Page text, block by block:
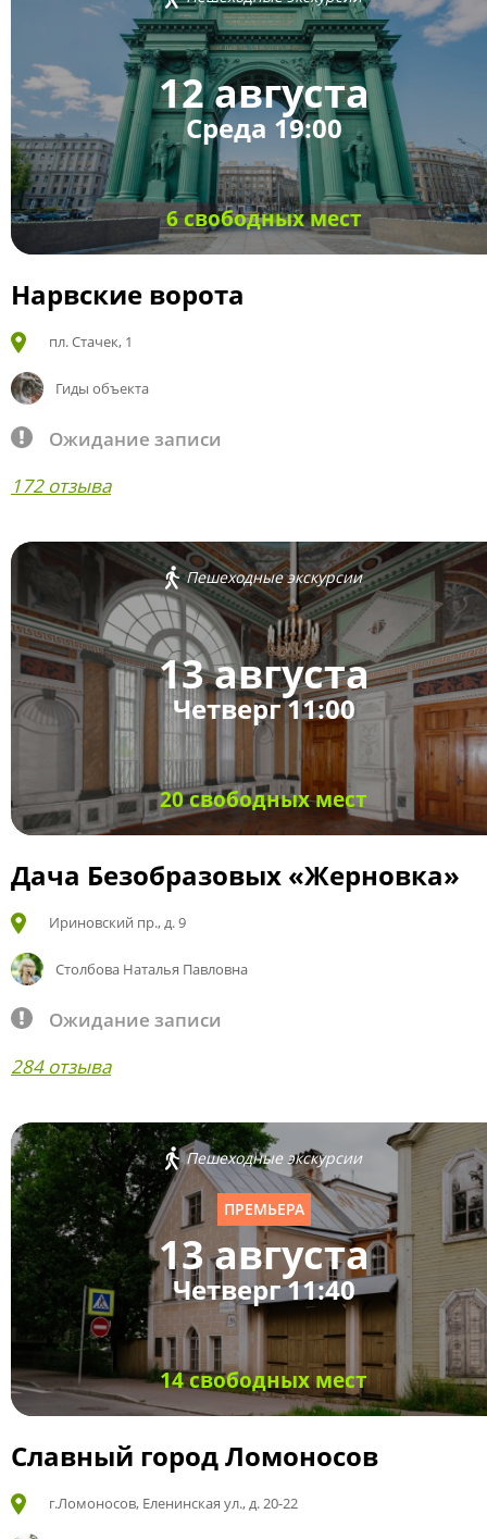
12 августа
Среда 19:00
6 свободных мест
Нарвские ворота
пл. Стачек, 1
Гиды объекта
Ожидание записи
172 отзыва
Пешеходные экскурсии
13 августа
Четверг 11:00
20 свободных мест
Дача Безобразовых «Жерновка»
Ириновский пр., д. 9
Столбова Наталья Павловна
Ожидание записи
284 отзыва
Пешеходные экскурсии
ПРЕМЬЕРА
13 августа
Четверг 11:40
14 свободных мест
Славный город Ломоносов
г.Ломоносов, Еленинская ул., д. 20-22